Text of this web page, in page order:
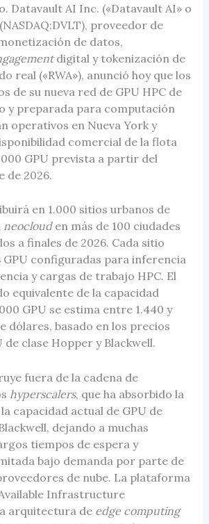
Datavault AI Inc. («Datavault AI» o
proveedor de
de datos,
digital y tokenización de
real («RWA»), anunció hoy que los
de su nueva red de GPU HPC de
y preparada para computación
operativos en Nueva York y
comercial de la flota
GPU prevista a partir del
2026.
en 1.000 sitios urbanos de
neocloud en más de 100 ciudades
a finales de 2026. Cada sitio
GPU configuradas para inferencia
y cargas de trabajo HPC. El
equivalente de la capacidad
GPU se estima entre 1.440 y
dólares, basado en los precios
de clase Hopper y Blackwell.
fuera de la cadena de
hyperscalers, que ha absorbido la
capacidad actual de GPU de
dejando a muchas
tiempos de espera y
bajo demanda por parte de
de nube. La plataforma
Infrastructure
arquitectura de edge computing